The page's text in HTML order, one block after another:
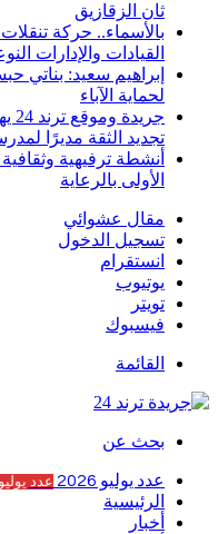
ثان الزقازيق
بالأسماء.. حركة
القيادات والإدارات
لحماية الآباء
تجديد الثقة مديرًا
أنشطة ترفيهية
الأولى بالرعاية
مقال عشوائي
تسجيل الدخول
انستقرام
يوتيوب
تويتر
فيسبوك
القائمة
بحث عن
عدد يوليو 2026 عدد يوليو 2026
الرئيسية
أخبار